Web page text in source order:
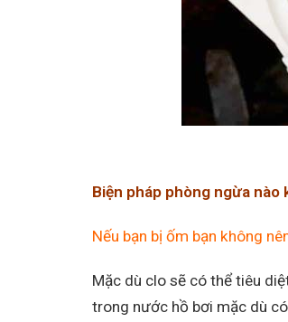
Biện pháp phòng ngừa
Nếu bạn bị ốm bạn không
Mặc dù clo sẽ có thể tiêu
trong nước hồ bơi mặc dù